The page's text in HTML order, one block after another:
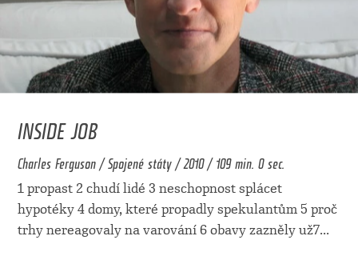
INSIDE JOB
Charles Ferguson / Spojené státy / 2010 / 109 min. 0 sec.
1 propast 2 chudí lidé 3 neschopnost splácet
hypotéky 4 domy, které propadly spekulantům 5 proč
trhy nereagovaly na varování 6 obavy zazněly už7...